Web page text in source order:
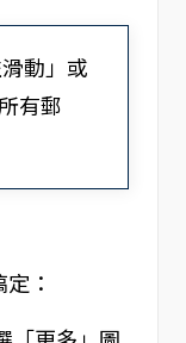
動」或
有郵
：